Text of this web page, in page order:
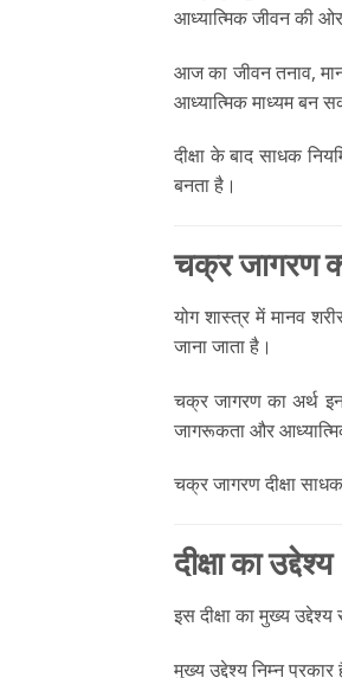
आध्यात्मिक जीवन की
आज का जीवन तनाव,
आध्यात्मिक माध्यम बन
दीक्षा के बाद साधक
बनता है।
चक्र जागरण
योग शास्त्र में मानव
जाना जाता है।
चक्र जागरण का अर्थ
जागरूकता और
चक्र जागरण दीक्षा
दीक्षा का उद्देश्य
इस दीक्षा का मुख्य
मुख्य उद्देश्य निम्न प्रकार